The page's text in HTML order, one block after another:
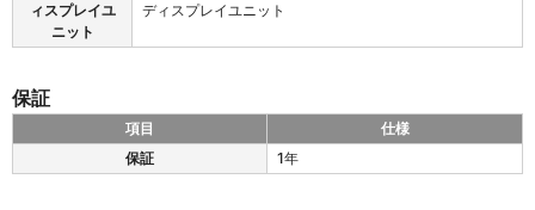
ィスプレイユ
ニット
ディスプレイユニット
保証
T
項目
仕様
保証
1年